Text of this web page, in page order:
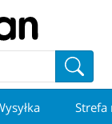
Strefa